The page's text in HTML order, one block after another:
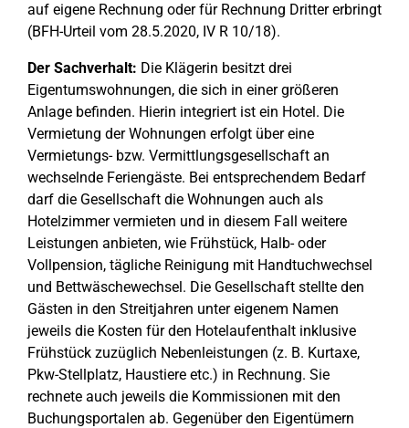
auf eigene Rechnung oder für Rechnung Dritter erbringt
(BFH-Urteil vom 28.5.2020, IV R 10/18).
Der Sachverhalt: Die Klägerin besitzt drei
Eigentumswohnungen, die sich in einer größeren
Anlage befinden. Hierin integriert ist ein Hotel. Die
Vermietung der Wohnungen erfolgt über eine
Vermietungs- bzw. Vermittlungsgesellschaft an
wechselnde Feriengäste. Bei entsprechendem Bedarf
darf die Gesellschaft die Wohnungen auch als
Hotelzimmer vermieten und in diesem Fall weitere
Leistungen anbieten, wie Frühstück, Halb- oder
Vollpension, tägliche Reinigung mit Handtuchwechsel
und Bettwäschewechsel. Die Gesellschaft stellte den
Gästen in den Streitjahren unter eigenem Namen
jeweils die Kosten für den Hotelaufenthalt inklusive
Frühstück zuzüglich Nebenleistungen (z. B. Kurtaxe,
Pkw-Stellplatz, Haustiere etc.) in Rechnung. Sie
rechnete auch jeweils die Kommissionen mit den
Buchungsportalen ab. Gegenüber den Eigentümern